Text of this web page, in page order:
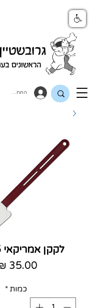
התחבר
לקקן אמריקאי 35 ס"מ
כמות *